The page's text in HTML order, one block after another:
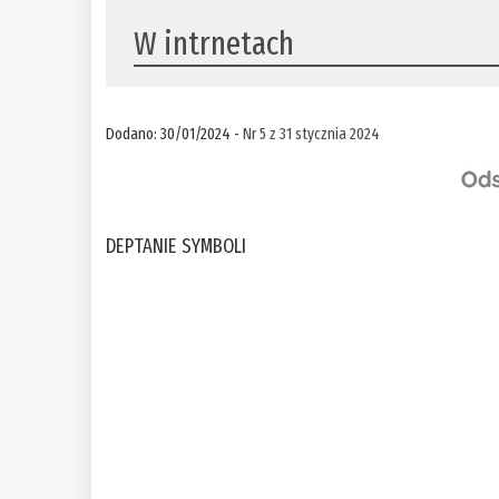
W intrnetach
Dodano: 30/01/2024 -Nr 5 z 31 stycznia 2024
DEPTANIE SYMBOLI